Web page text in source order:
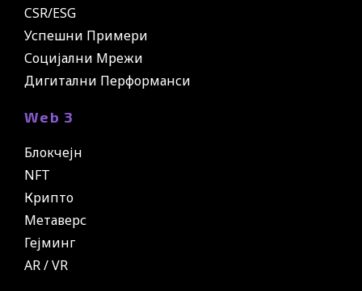
CSR/ESG
Успешни Примери
Социјални Мрежи
Дигитални Перформанси
Web 3
Блокчејн
NFT
Крипто
Метаверс
Гејминг
AR / VR